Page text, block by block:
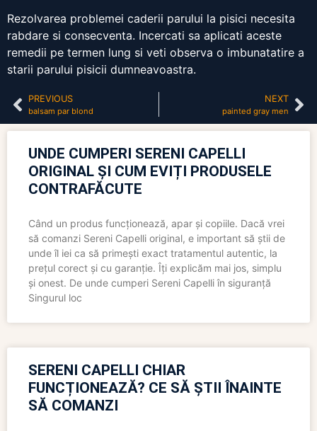
Rezolvarea problemei caderii parului la pisici necesita
rabdare si consecventa. Incercati sa aplicati aceste
remedii pe termen lung si veti observa o imbunatatire a
starii parului pisicii dumneavoastra.
PREVIOUS
balsam par blond
NEXT
painted gray men
UNDE CUMPERI SERENI CAPELLI
ORIGINAL ȘI CUM EVIȚI PRODUSELE
CONTRAFĂCUTE
Când un produs funcționează, apar și copiile. Dacă vrei
să comanzi Sereni Capelli original, e important să știi de
unde îl iei ca să primești exact tratamentul autentic, la
prețul corect și cu garanție. Îți explicăm mai jos, simplu
și onest. De unde cumperi Sereni Capelli în siguranță
Singurul loc
SERENI CAPELLI CHIAR
FUNCȚIONEAZĂ? CE SĂ ȘTII ÎNAINTE
SĂ COMANZI